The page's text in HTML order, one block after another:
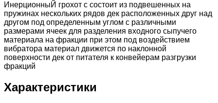
ИнерционныЙ грохот с состоит из подвешенных на
пружинах нескольких рядов дек расположенных друг над
другом под определенным углом с различными
размерами ячеек для разделения входного сыпучего
материала на фракции при этом под воздействием
вибратора материал движется по наклонной
поверхности дек от питателя к конвейерам разгрузки
фракций
Характеристики